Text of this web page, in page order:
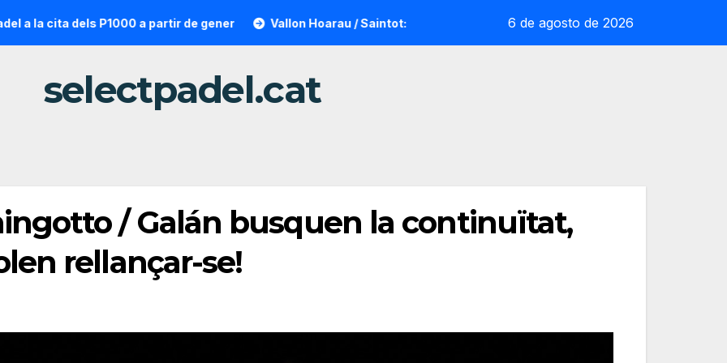
dels P1000 a partir de gener Vallon Hoarau / Saintot: la sorpresa reoliana que desafia la cap de sèrie 1
6 de agosto de 2026
selectpadel.cat
/ Galán busquen la continuïtat,
rellançar-se!